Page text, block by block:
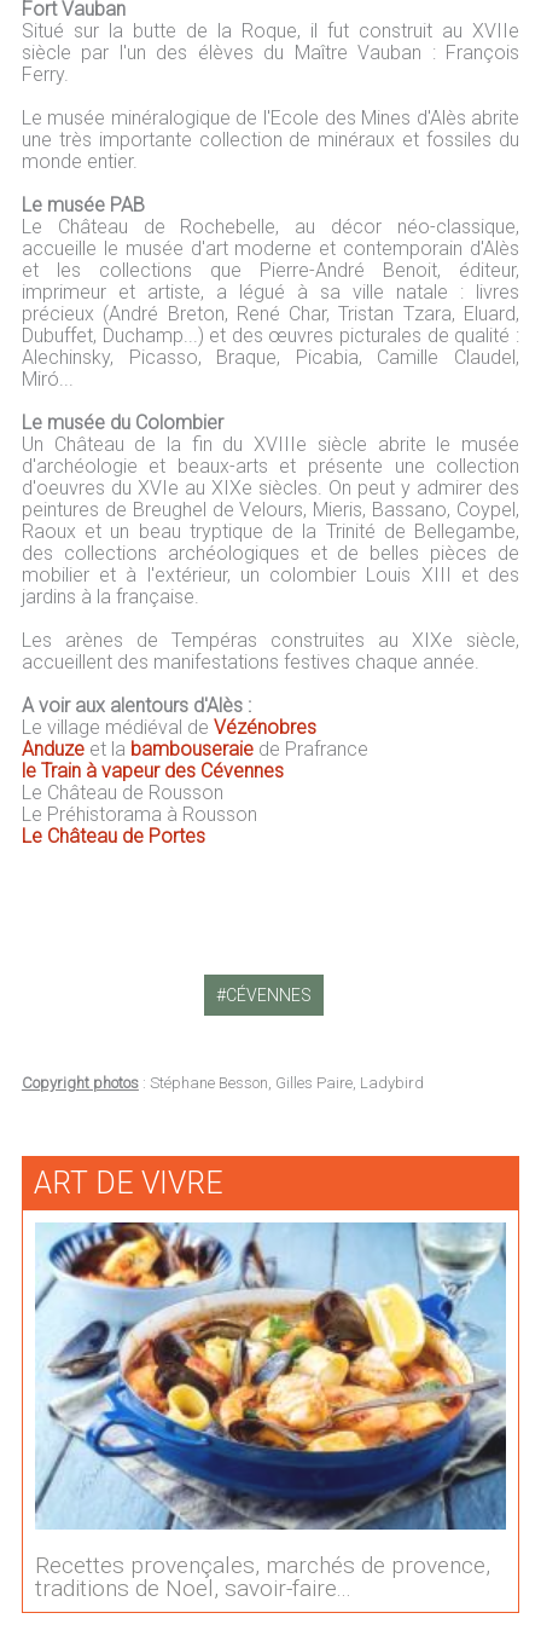
Fort Vauban
Situé sur la butte de la Roque, il fut construit au XVIIe
siècle par l'un des élèves du Maître Vauban : François
Ferry.
Le musée minéralogique de l'Ecole des Mines d'Alès abrite
une très importante collection de minéraux et fossiles du
monde entier.
Le musée PAB
Le Château de Rochebelle, au décor néo-classique,
accueille le musée d'art moderne et contemporain d'Alès
et les collections que Pierre-André Benoit, éditeur,
imprimeur et artiste, a légué à sa ville natale : livres
précieux (André Breton, René Char, Tristan Tzara, Eluard,
Dubuffet, Duchamp...) et des œuvres picturales de qualité :
Alechinsky, Picasso, Braque, Picabia, Camille Claudel,
Miró...
Le musée du Colombier
Un Château de la fin du XVIIIe siècle abrite le musée
d'archéologie et beaux-arts et présente une collection
d'oeuvres du XVIe au XIXe siècles. On peut y admirer des
peintures de Breughel de Velours, Mieris, Bassano, Coypel,
Raoux et un beau tryptique de la Trinité de Bellegambe,
des collections archéologiques et de belles pièces de
mobilier et à l'extérieur, un colombier Louis XIII et des
jardins à la française.
Les arènes de Tempéras construites au XIXe siècle,
accueillent des manifestations festives chaque année.
A voir aux alentours d'Alès :
Le village médiéval de Vézénobres
Anduzeet la bambouseraiede Prafrance
le Train à vapeur des Cévennes
Le Château de Rousson
Le Préhistorama à Rousson
Le Château de Portes
CÉVENNES
Copyright photos: Stéphane Besson, Gilles Paire, Ladybird
ART DE VIVRE
Recettes provençales, marchés de provence,
traditions de Noel, savoir-faire...